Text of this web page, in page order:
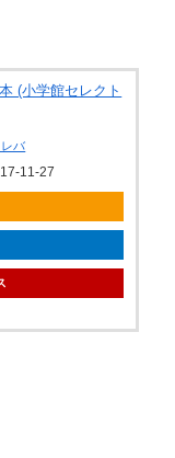
(小学館セレクト
バ
11-27